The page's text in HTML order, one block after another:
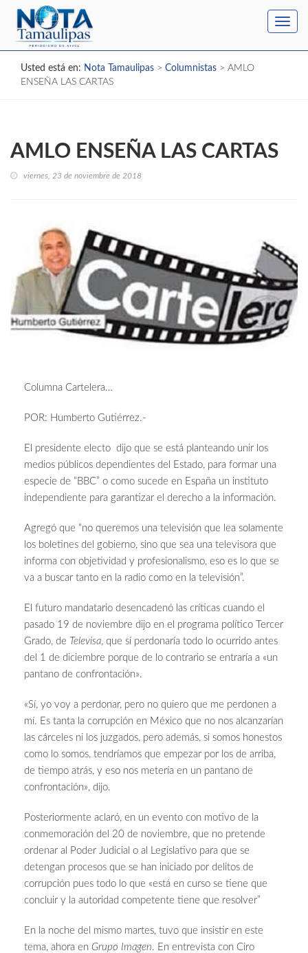
Usted está en: Nota Tamaulipas > Columnistas > AMLO
ENSEÑA LAS CARTAS
AMLO ENSEÑA LAS CARTAS
viernes, 23 de noviembre de 2018
Columna Cartelera…
POR: Humberto Gutiérrez.-
El presidente electo dijo que se está planteando unir los
medios públicos dependientes del Estado, para formar una
especie de “BBC” o como sucede en España un instituto
independiente para garantizar el derecho a la información.
Agregó que “no queremos una televisión que lea solamente
los boletines del gobierno, sino que sea una televisora que
informa con objetividad y profesionalismo, eso es lo que se
va a buscar tanto en la radio como en la televisión”.
El futuro mandatario desencadenó las críticas cuando el
pasado 19 de noviembre dijo en el programa político Tercer
Grado, de Televisa, que sí perdonaría todo lo ocurrido antes
del 1 de diciembre porque de lo contrario se entraría a «un
pantano de confrontación».
«Sí, yo voy a perdonar, pero no quiero que me perdonen a
mí. Es tanta la corrupción en México que no nos alcanzarían
las cárceles ni los juzgados, pero además, si somos honestos
como lo somos, tendríamos que empezar por los de arriba,
de tiempo atrás, y eso nos metería en un pantano de
confrontación», dijo.
Posteriormente aclaró, en un evento con motivo de la
conmemoración del 20 de noviembre, que no pretende
ordenar al Poder Judicial o al Legislativo para que se
detengan procesos que se han iniciado por delitos de
corrupción pues todo lo que «está en curso se tiene que
concluir y la autoridad competente tiene que resolver”
En la noche del mismo martes, tuvo que insistir en este
tema, ahora en Grupo Imagen. En entrevista con Ciro